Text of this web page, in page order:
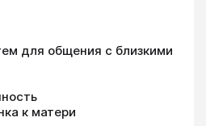
для общения с близкими
к матери